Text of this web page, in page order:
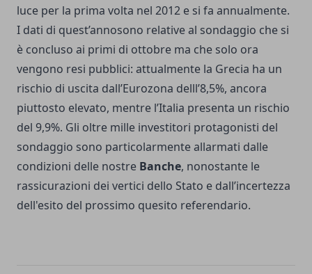
luce per la prima volta nel 2012 e si fa annualmente.
I dati di quest’annosono relative al sondaggio che si
è concluso ai primi di ottobre ma che solo ora
vengono resi pubblici: attualmente la Grecia ha un
rischio di uscita dall’Eurozona delll’8,5%, ancora
piuttosto elevato, mentre l’Italia presenta un rischio
del 9,9%. Gli oltre mille investitori protagonisti del
sondaggio sono particolarmente allarmati dalle
condizioni delle nostre Banche, nonostante le
rassicurazioni dei vertici dello Stato e dall’incertezza
dell'esito del prossimo quesito referendario.